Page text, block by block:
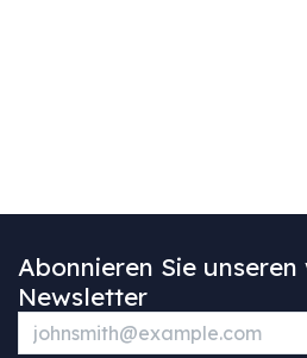
Abonnieren Sie
Newsletter